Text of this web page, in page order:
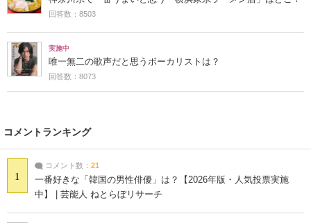
回答数：8503
実施中
唯一無二の歌声だと思うボーカリストは？
回答数：8073
コメントランキング
1
コメント数： 21
一番好きな「韓国の男性俳優」は？【2026年版・人気投票実施
中】 | 芸能人 ねとらぼリサーチ